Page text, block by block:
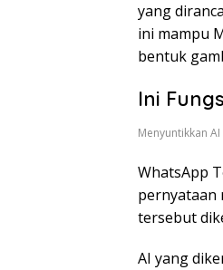
yang
ini mampu
bentuk
Ini
Menyuntikkan
WhatsApp
pernyataan
tersebut
AI yang